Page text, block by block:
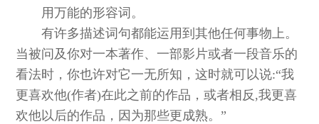
用万能的形容词。
有许多描述词句都能运用到其他任何事物上。
当被问及你对一本著作、一部影片或者一段音乐的
看法时，你也许对它一无所知，这时就可以说:“我
更喜欢他(作者)在此之前的作品，或者相反,我更喜
欢他以后的作品，因为那些更成熟。”